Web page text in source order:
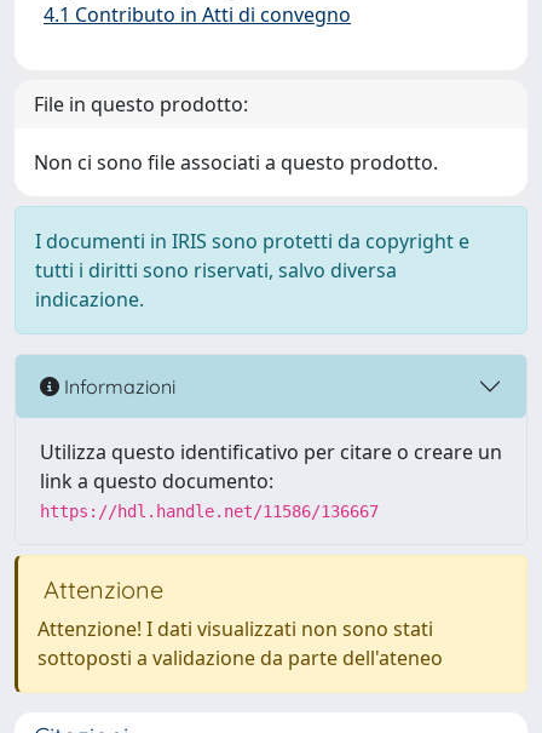
4.1 Contributo in Atti di convegno
File in questo prodotto:
Non ci sono file associati a questo prodotto.
I documenti in IRIS sono protetti da copyright e
tutti i diritti sono riservati, salvo diversa
indicazione.
Informazioni
Utilizza questo identificativo per citare o creare un
link a questo documento:
https://hdl.handle.net/11586/136667
Attenzione
Attenzione! I dati visualizzati non sono stati
sottoposti a validazione da parte dell'ateneo